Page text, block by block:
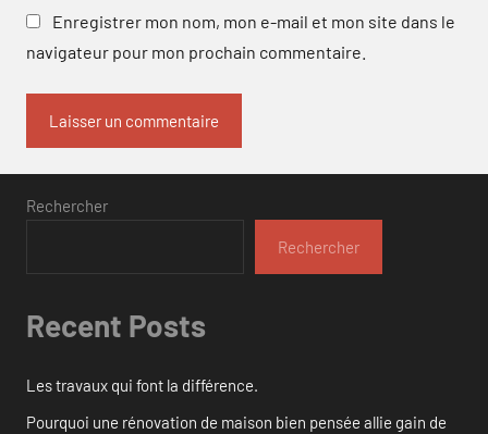
Enregistrer mon nom, mon e-mail et mon site dans le
navigateur pour mon prochain commentaire.
Rechercher
Rechercher
Recent Posts
Les travaux qui font la différence.
Pourquoi une rénovation de maison bien pensée allie gain de